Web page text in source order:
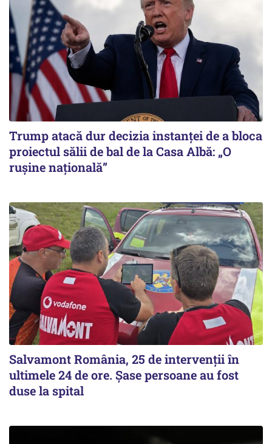
Trump atacă dur decizia instanţei de a bloca
proiectul sălii de bal de la Casa Albă: „O
ruşine naţională”
Salvamont România, 25 de intervenții în
ultimele 24 de ore. Șase persoane au fost
duse la spital